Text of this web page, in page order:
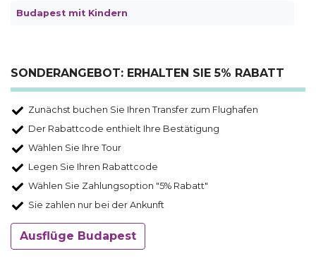
Budapest mit Kindern
SONDERANGEBOT: ERHALTEN SIE 5% RABATT
Zunächst buchen Sie Ihren Transfer zum Flughafen
Der Rabattcode enthielt Ihre Bestätigung
Wählen Sie Ihre Tour
Legen Sie Ihren Rabattcode
Wählen Sie Zahlungsoption "5% Rabatt"
Sie zahlen nur bei der Ankunft
Ausflüge Budapest